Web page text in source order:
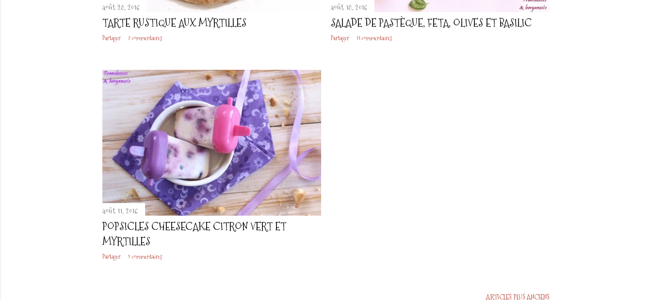
août 28, 2016
TARTE RUSTIQUE AUX MYRTILLES
Partager 7 commentaires
août 18, 2016
SALADE DE PASTÈQUE, FETA, OLIVES ET BASILIC
Partager 11 commentaires
août 11, 2016
POPSICLES CHEESECAKE CITRON VERT ET
MYRTILLES
Partager 9 commentaires
ARTICLES PLUS ANCIENS